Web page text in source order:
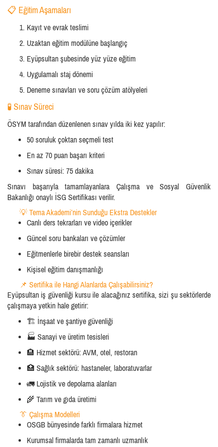
📋 Eğitim Aşamaları
Kayıt ve evrak teslimi
Uzaktan eğitim modülüne başlangıç
Eyüpsultan şubesinde yüz yüze eğitim
Uygulamalı staj dönemi
Deneme sınavları ve soru çözüm atölyeleri
🧪 Sınav Süreci
ÖSYM tarafından düzenlenen sınav yılda iki kez yapılır:
50 soruluk çoktan seçmeli test
En az 70 puan başarı kriteri
Sınav süresi: 75 dakika
Sınavı başarıyla tamamlayanlara Çalışma ve Sosyal Güvenlik
Bakanlığı onaylı İSG Sertifikası verilir.
💡 Tema Akademi’nin Sunduğu Ekstra Destekler
Canlı ders tekrarları ve video içerikler
Güncel soru bankaları ve çözümler
Eğitmenlerle birebir destek seansları
Kişisel eğitim danışmanlığı
📌 Sertifika ile Hangi Alanlarda Çalışabilirsiniz?
Eyüpsultan iş güvenliği kursu ile alacağınız sertifika, sizi şu sektörlerde
çalışmaya yetkin hale getirir:
🏗️ İnşaat ve şantiye güvenliği
🏭 Sanayi ve üretim tesisleri
🏨 Hizmet sektörü: AVM, otel, restoran
🏥 Sağlık sektörü: hastaneler, laboratuvarlar
🚛 Lojistik ve depolama alanları
🌾 Tarım ve gıda üretimi
👔 Çalışma Modelleri
OSGB bünyesinde farklı firmalara hizmet
Kurumsal firmalarda tam zamanlı uzmanlık